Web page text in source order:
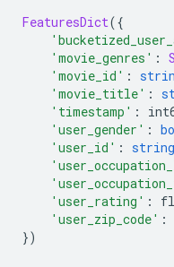
FeaturesDict({
'movie_genres' :
'movie_id' :
'movie_title' :
'timestamp' :
'user_gender' :
'user_id' : string
'user_rating' :
'user_zip_code' :
})